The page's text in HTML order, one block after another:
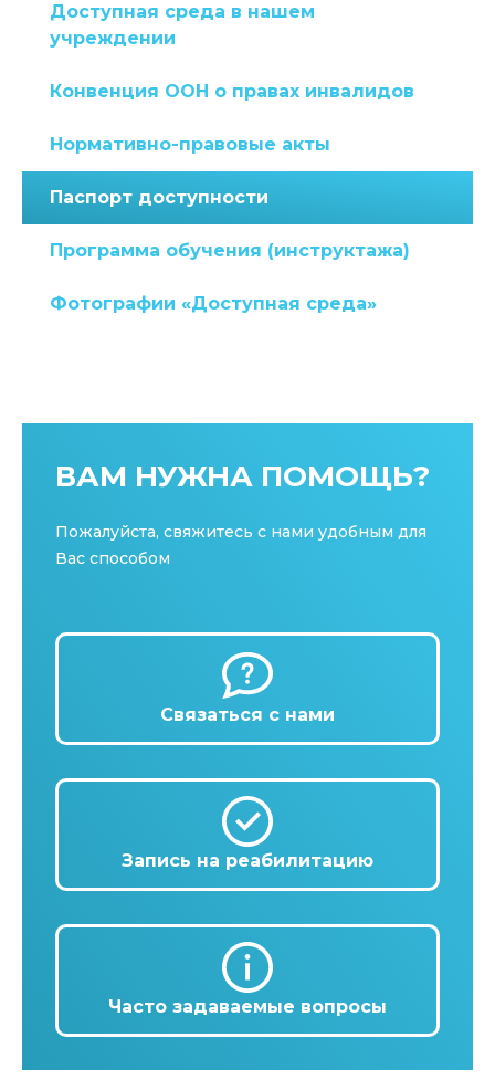
Доступная среда в нашем
учреждении
Конвенция ООН о правах инвалидов
Нормативно-правовые акты
Паспорт доступности
Программа обучения (инструктажа)
Фотографии «Доступная среда»
ВАМ НУЖНА ПОМОЩЬ?
Пожалуйста, свяжитесь с нами удобным для
Вас способом
Связаться с нами
Запись на реабилитацию
Часто задаваемые вопросы